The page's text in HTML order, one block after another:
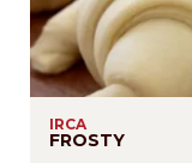
IRCA
FROSTY